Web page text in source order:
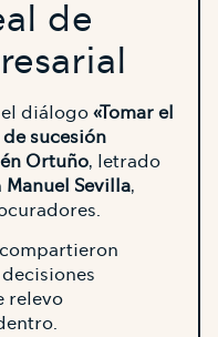
de
diálogo«Tomar el
sucesión
Ortuño, letrado
Manuel Sevilla,
relevo